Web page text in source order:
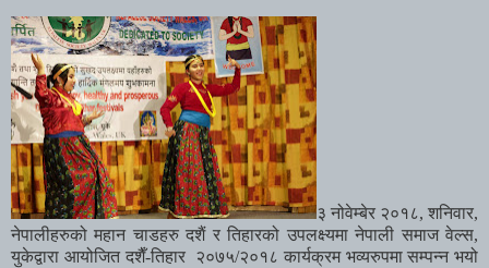
३ नोवेम्बेर २०१८, शनिवार,
नेपालीहरुको महान चाडहरु दशैं र तिहारको उपलक्ष्यमा नेपाली समाज वेल्स,
युकेद्वारा आयोजित दशैँ-तिहार २०७५/२०१८ कार्यक्रम भव्यरुपमा सम्पन्न भयो